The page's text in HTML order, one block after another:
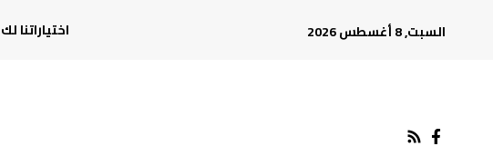
السبت, 8 أغسطس 2026 اختياراتنا لك